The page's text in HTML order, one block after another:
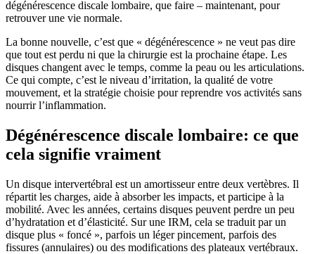
dégénérescence discale lombaire, que faire – maintenant, pour
retrouver une vie normale.
La bonne nouvelle, c’est que « dégénérescence » ne veut pas dire
que tout est perdu ni que la chirurgie est la prochaine étape. Les
disques changent avec le temps, comme la peau ou les articulations.
Ce qui compte, c’est le niveau d’irritation, la qualité de votre
mouvement, et la stratégie choisie pour reprendre vos activités sans
nourrir l’inflammation.
Dégénérescence discale lombaire: ce que
cela signifie vraiment
Un disque intervertébral est un amortisseur entre deux vertèbres. Il
répartit les charges, aide à absorber les impacts, et participe à la
mobilité. Avec les années, certains disques peuvent perdre un peu
d’hydratation et d’élasticité. Sur une IRM, cela se traduit par un
disque plus « foncé », parfois un léger pincement, parfois des
fissures (annulaires) ou des modifications des plateaux vertébraux.